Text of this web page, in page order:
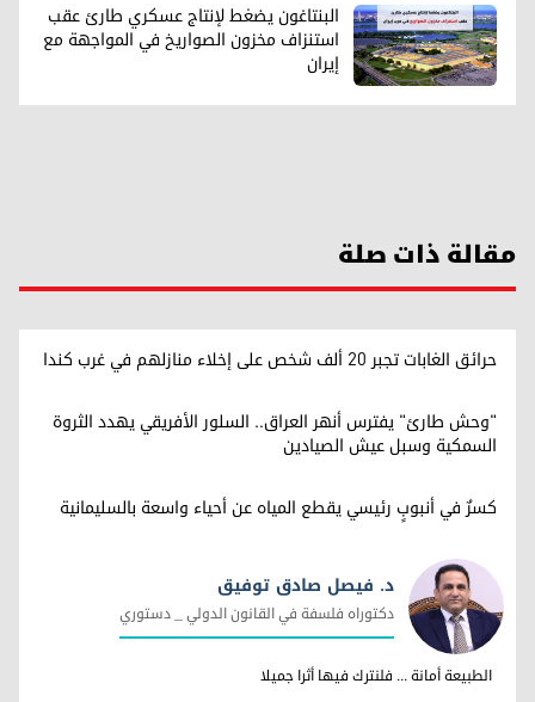
البنتاغون يضغط لإنتاج عسكري طارئ عقب
استنزاف مخزون الصواريخ في المواجهة مع
إيران
مقالة ذات صلة
حرائق الغابات تجبر 20 ألف شخص على إخلاء منازلهم في غرب كندا
"وحش طارئ" يفترس أنهر العراق.. السلور الأفريقي يهدد الثروة
السمكية وسبل عيش الصيادين
كسرٌ في أنبوبٍ رئيسي يقطع المياه عن أحياء واسعة بالسليمانية
د. فيصل صادق توفيق
د. فيصل صادق توفيق
دكتوراه فلسفة في القانون الدولي _ دستوري
الطبيعة أمانة ... فلنترك فيها أثرا جميلا